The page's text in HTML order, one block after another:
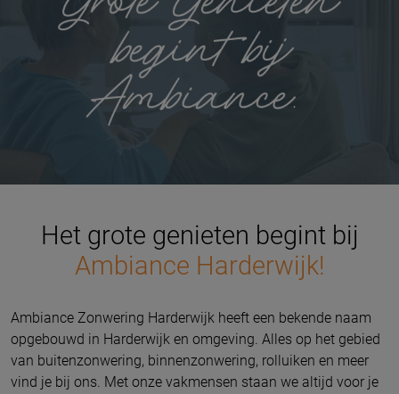
Het grote genieten begint bij
Ambiance Harderwijk!
Ambiance Zonwering Harderwijk heeft een bekende naam
opgebouwd in Harderwijk en omgeving. Alles op het gebied
van buitenzonwering, binnenzonwering, rolluiken en meer
vind je bij ons. Met onze vakmensen staan we altijd voor je